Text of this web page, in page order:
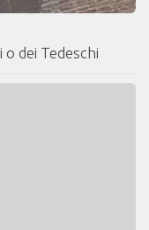
o dei Tedeschi